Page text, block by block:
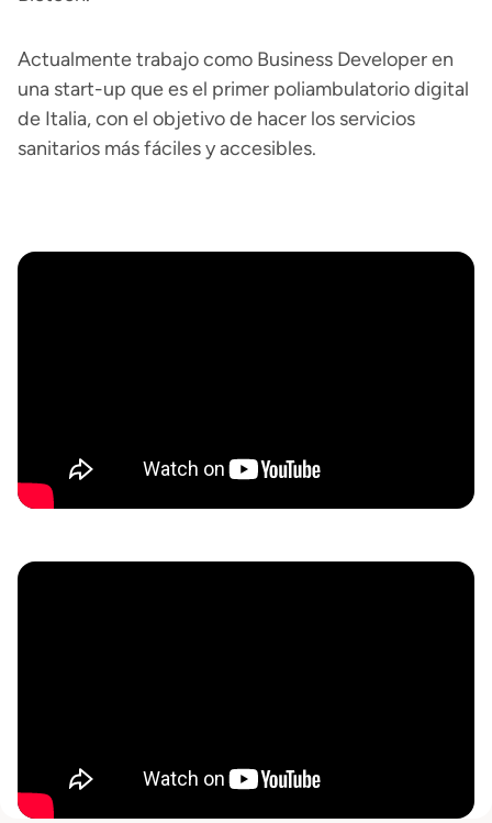
Actualmente trabajo como Business Developer en
una start-up que es el primer poliambulatorio digital
de Italia, con el objetivo de hacer los servicios
sanitarios más fáciles y accesibles.